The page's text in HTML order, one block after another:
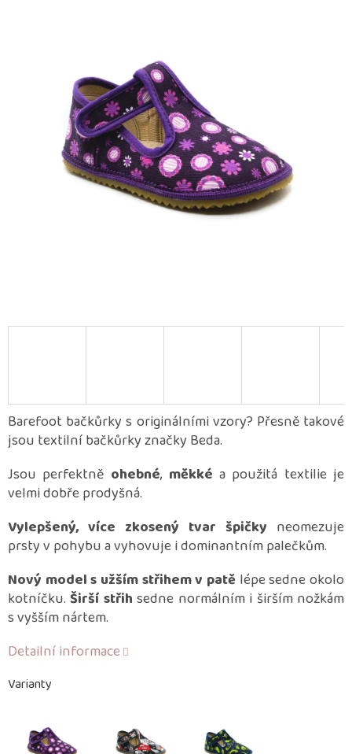
Varianty
Barefoot bačkůrky s originálními vzory? Přesně takové
jsou textilní bačkůrky značky Beda.
Jsou perfektně ohebné, měkké a použitá textilie je
velmi dobře prodyšná.
Vylepšený, více zkosený tvar špičky neomezuje
prsty v pohybu a vyhovuje i dominantním palečkům.
Nový model s užším střihem v patě lépe sedne okolo
kotníčku. Širší střih sedne normálním i širším nožkám
s vyšším nártem.
Detailní informace